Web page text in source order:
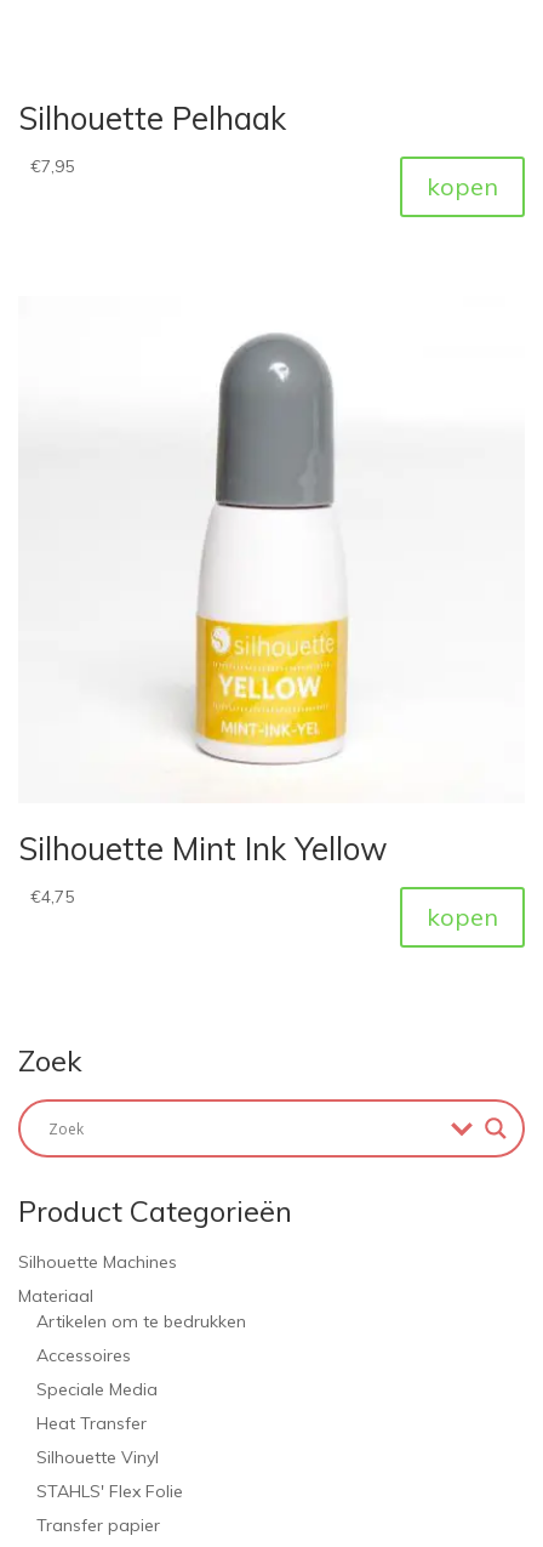
Silhouette Pelhaak
€7,95
kopen
Silhouette Mint Ink Yellow
€4,75
kopen
Zoek
Product Categorieën
Silhouette Machines
Materiaal
Artikelen om te bedrukken
Accessoires
Speciale Media
Heat Transfer
Silhouette Vinyl
STAHLS' Flex Folie
Transfer papier